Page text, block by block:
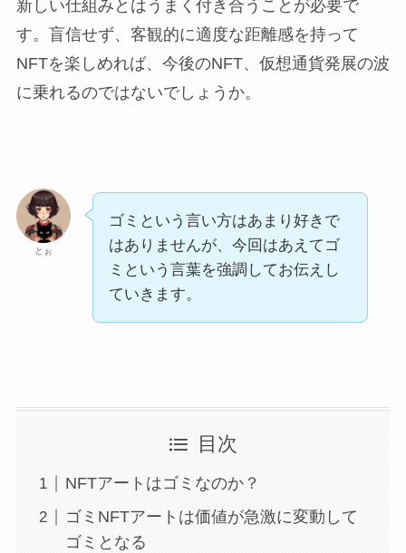
新しい仕組みとはうまく付き合うことが必要で
す。盲信せず、客観的に適度な距離感を持って
NFTを楽しめれば、今後のNFT、仮想通貨発展の波
に乗れるのではないでしょうか。
とぉ
ゴミという言い方はあまり好きで
はありませんが、今回はあえてゴ
ミという言葉を強調してお伝えし
ていきます。
目次
NFTアートはゴミなのか？
ゴミNFTアートは価値が急激に変動して
ゴミとなる